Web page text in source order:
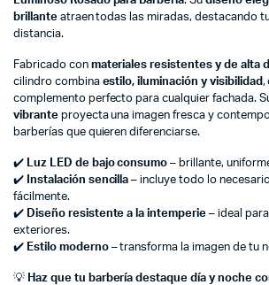
brillante atraen todas las miradas, destacando
distancia.
Fabricado con materiales resistentes y de alta
cilindro combina estilo, iluminación y visibilidad,
complemento perfecto para cualquier fachada.
vibrante proyecta una imagen fresca y
barberías que quieren diferenciarse.
✔️ Luz LED de bajo consumo – brillante,
✔️ Instalación sencilla – incluye todo lo
fácilmente.
✔️ Diseño resistente a la intemperie – ideal
exteriores.
✔️ Estilo moderno– transforma la imagen de tu
💡 Haz que tu barbería destaque día y noche